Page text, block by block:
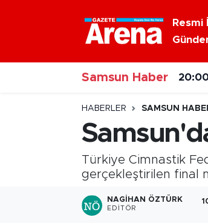
Resmi
Samsun Haber
19:47
HABERLER SAMSUN
Türkiye Cimnastik
gerçekleştirilen final
NAGIHAN ÖZTÜRK
EDITÖR
Nöbetçi Eczaneler
Hava Durumu
Samsun Namaz Vakitleri
Trafik Durumu
Süper Lig Puan Durumu ve Fikstür
Tüm Manşetler